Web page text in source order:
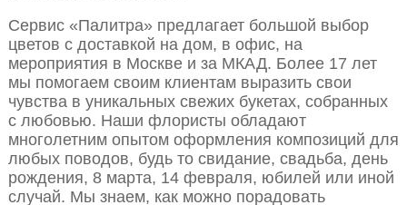
Сервис «Палитра» предлагает большой выбор
цветов с доставкой на дом, в офис, на
мероприятия в Москве и за МКАД. Более 17 лет
мы помогаем своим клиентам выразить свои
чувства в уникальных свежих букетах, собранных
с любовью. Наши флористы обладают
многолетним опытом оформления композиций для
любых поводов, будь то свидание, свадьба, день
рождения, 8 марта, 14 февраля, юбилей или иной
случай. Мы знаем, как можно порадовать